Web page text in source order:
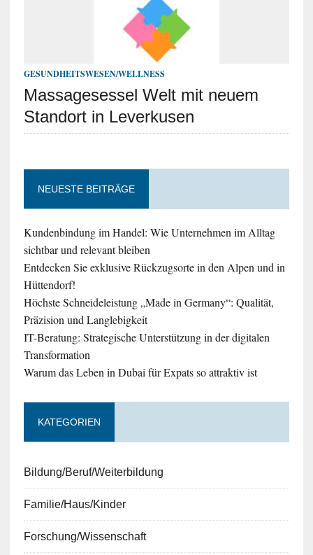
GESUNDHEITSWESEN/WELLNESS
Massagesessel Welt mit neuem
Standort in Leverkusen
NEUESTE BEITRÄGE
Kundenbindung im Handel: Wie Unternehmen im Alltag
sichtbar und relevant bleiben
Entdecken Sie exklusive Rückzugsorte in den Alpen und in
Hüttendorf!
Höchste Schneideleistung „Made in Germany“: Qualität,
Präzision und Langlebigkeit
IT-Beratung: Strategische Unterstützung in der digitalen
Transformation
Warum das Leben in Dubai für Expats so attraktiv ist
KATEGORIEN
Bildung/Beruf/Weiterbildung
Familie/Haus/Kinder
Forschung/Wissenschaft